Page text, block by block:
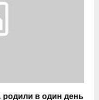
в один день